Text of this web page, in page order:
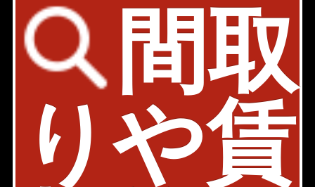
間取
りや賃
中央区日本橋大伝馬町の賃貸マンション検索結果を一覧表
示しています。「賃料」、「間取り」、「面積」の条件を
絞り込んで検索する事が出来ます。
中央区日本橋大伝馬町周辺の選りすぐり賃貸情報を見つけ
たら、お気軽にお問い合わせ下さい。
このエリアのお部屋探しは月島店が承ります！お気軽にお
メールで問い合わせ tsukishima@axel-home.co.jp